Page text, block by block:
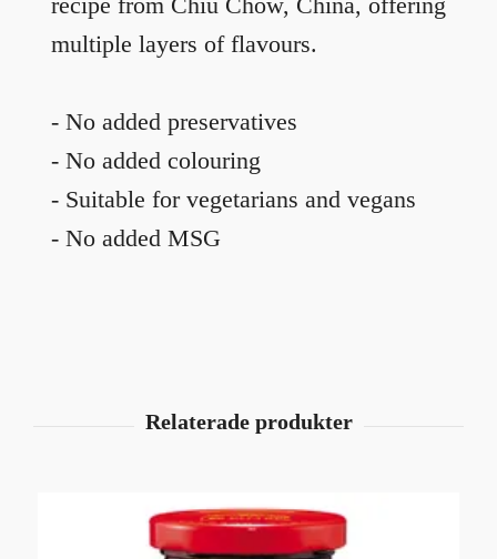
multiple layers of flavours.
- No added preservatives
- No added colouring
- Suitable for vegetarians and vegans
- No added MSG